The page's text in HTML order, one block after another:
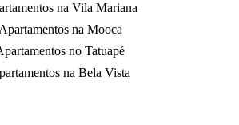
na Vila Mariana
Apartamentos na Mooca
no Tatuapé
na Bela Vista